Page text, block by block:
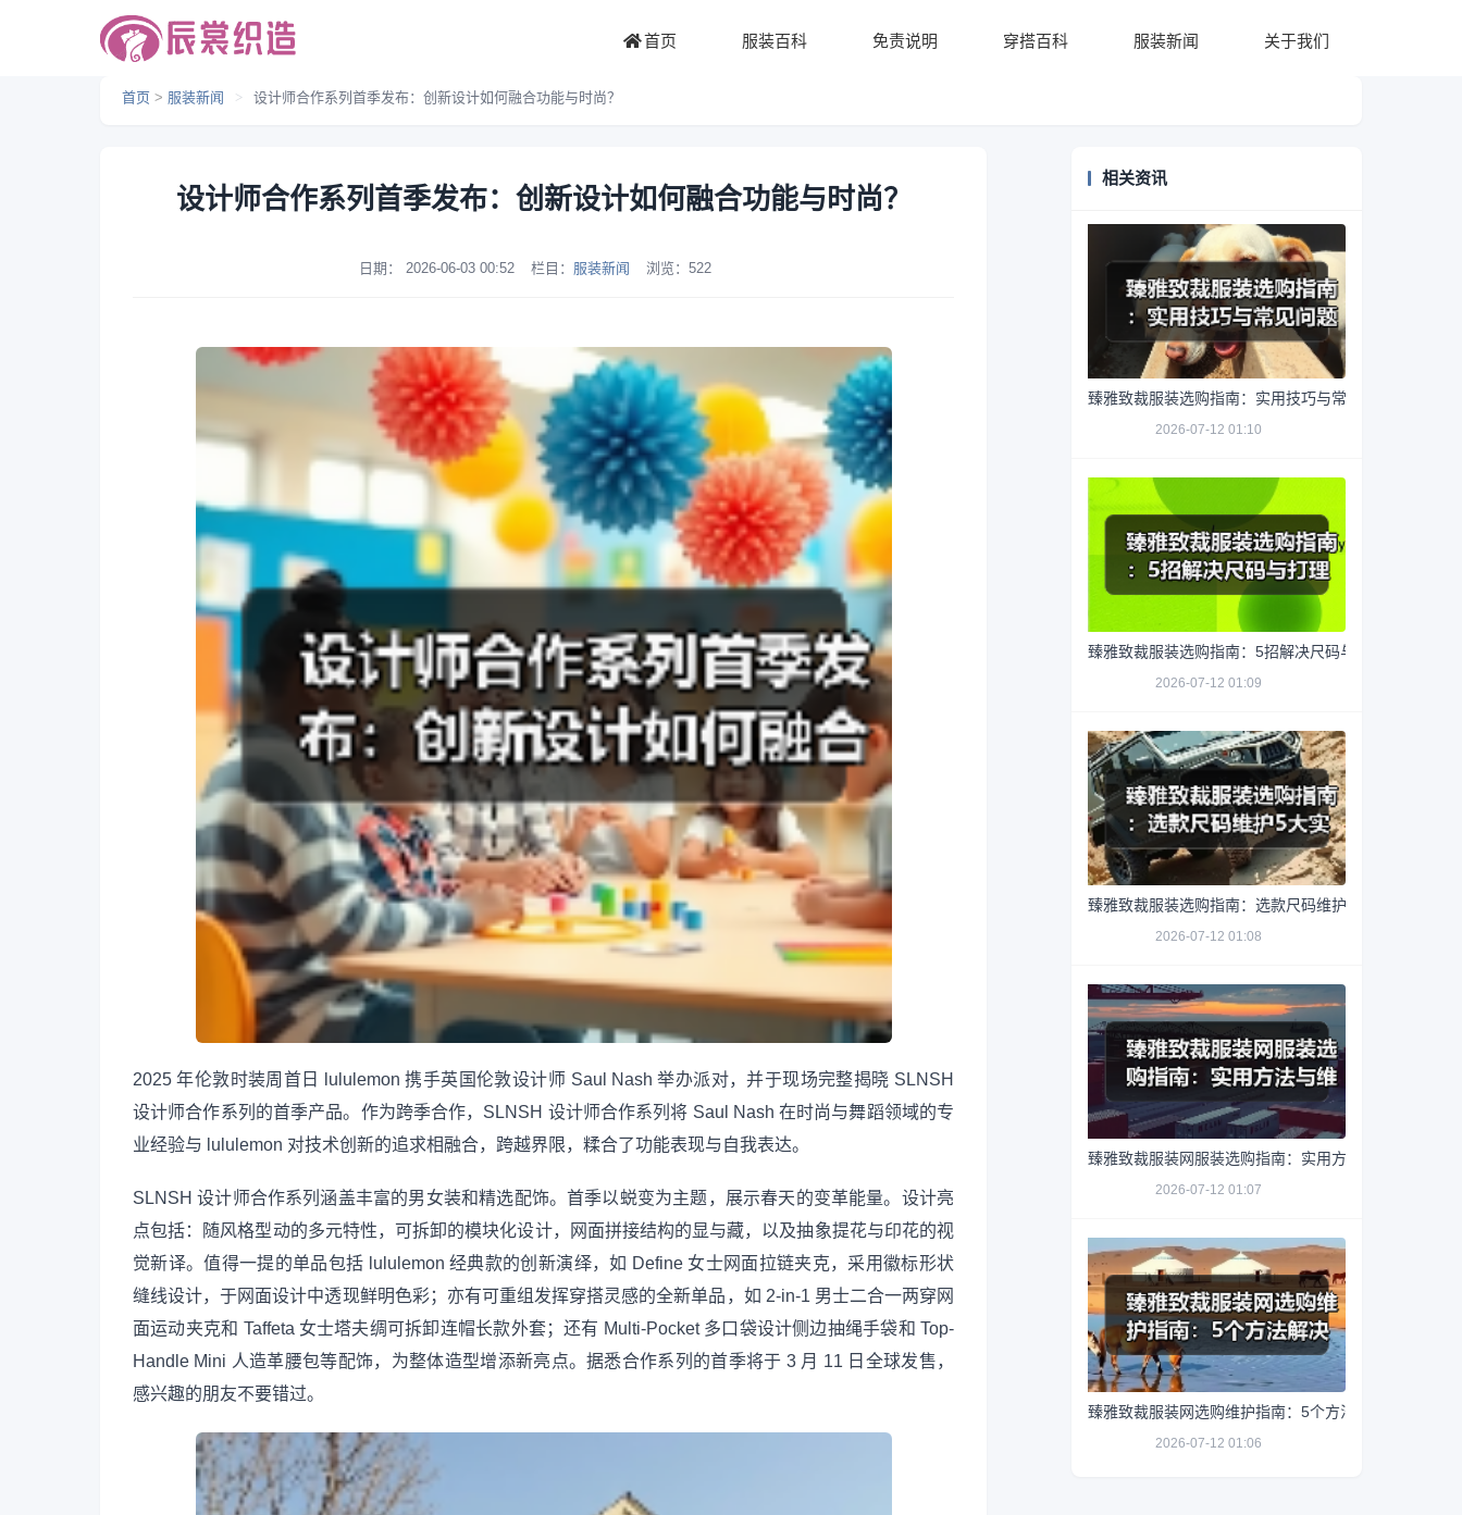
首页 服装百科 免责说明 穿搭百科 服装新闻 关于我们
首页 > 服装新闻 > 设计师合作系列首季发布：创新设计如何融合功能与时尚？
设计师合作系列首季发布：创新设计如何融合功能与时尚？
日期： 2026-06-03 00:52 栏目： 服装新闻 浏览： 522
2025 年伦敦时装周首日 lululemon 携手英国伦敦设计师 Saul Nash 举办派对，并于现场完整揭晓 SLNSH
设计师合作系列的首季产品。作为跨季合作，SLNSH 设计师合作系列将 Saul Nash 在时尚与舞蹈领域的专
业经验与 lululemon 对技术创新的追求相融合，跨越界限，糅合了功能表现与自我表达。
SLNSH 设计师合作系列涵盖丰富的男女装和精选配饰。首季以蜕变为主题，展示春天的变革能量。设计亮
点包括：随风格型动的多元特性，可拆卸的模块化设计，网面拼接结构的显与藏，以及抽象提花与印花的视
觉新译。值得一提的单品包括 lululemon 经典款的创新演绎，如 Define 女士网面拉链夹克，采用徽标形状
缝线设计，于网面设计中透现鲜明色彩；亦有可重组发挥穿搭灵感的全新单品，如 2-in-1 男士二合一两穿网
面运动夹克和 Taffeta 女士塔夫绸可拆卸连帽长款外套；还有 Multi-Pocket 多口袋设计侧边抽绳手袋和 Top-
Handle Mini 人造革腰包等配饰，为整体造型增添新亮点。据悉合作系列的首季将于 3 月 11 日全球发售，
感兴趣的朋友不要错过。
相关资讯
臻雅致裁服装选购指南：实用技巧与常见问题解析
2026-07-12 01:10
臻雅致裁服装选购指南：5招解决尺码与打理难题
2026-07-12 01:09
臻雅致裁服装选购指南：选款尺码维护5大实用方法
2026-07-12 01:08
臻雅致裁服装网服装选购指南：实用方法与维护技巧
2026-07-12 01:07
臻雅致裁服装网选购维护指南：5个方法解决网购踩坑
2026-07-12 01:06